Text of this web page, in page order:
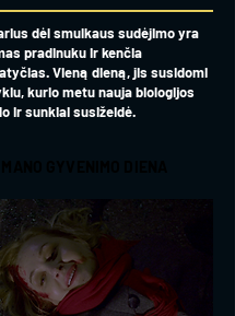
dėl smulkaus sudėjimo yra
pradinuku ir kenčia
Vieną dieną, jis susidomi
kurio metu nauja biologijos
ir sunkiai susižeidė.